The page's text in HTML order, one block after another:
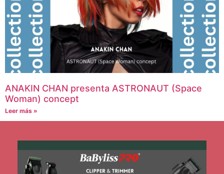
ANAKIN CHAN presenta ASTRONAUT (Space
Woman) concept
Leer más »